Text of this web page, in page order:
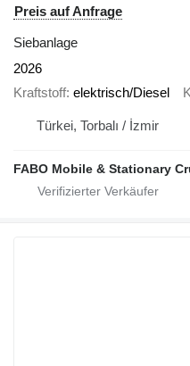
Preis auf Anfrage
Siebanlage
2026
Kraftstoff elektrisch/Diesel
Türkei, Torbalı / İzmir